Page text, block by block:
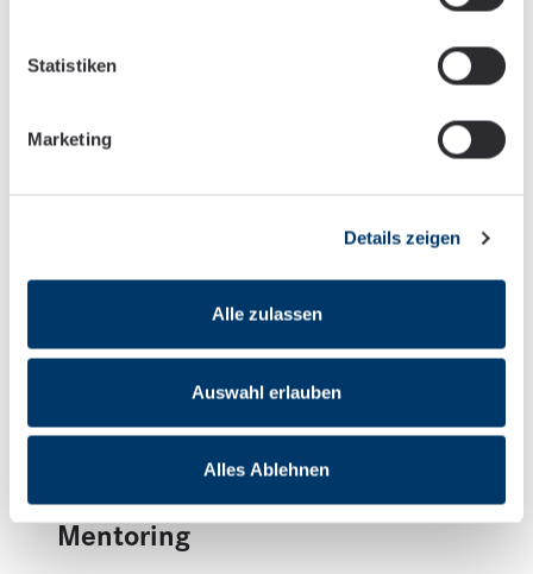
Statistiken
Marketing
Details zeigen
Alle zulassen
Auswahl erlauben
Alles Ablehnen
Gesundheitstag
Weiterbildung
Mentoring